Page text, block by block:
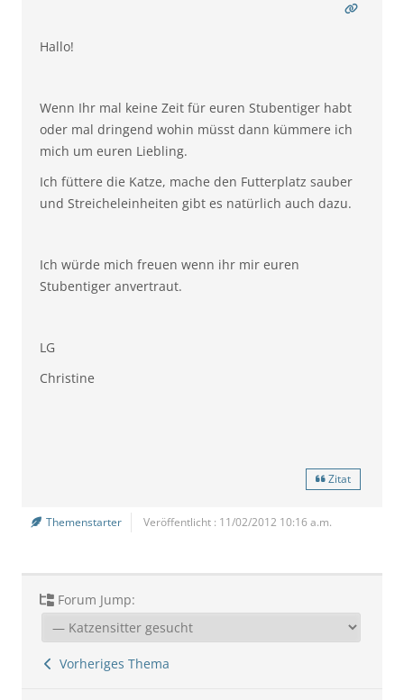
Hallo!
Wenn Ihr mal keine Zeit für euren Stubentiger habt
oder mal dringend wohin müsst dann kümmere ich
mich um euren Liebling.
Ich füttere die Katze, mache den Futterplatz sauber
und Streicheleinheiten gibt es natürlich auch dazu.
Ich würde mich freuen wenn ihr mir euren
Stubentiger anvertraut.
LG
Christine
Zitat
Themenstarter Veröffentlicht : 11/02/2012 10:16 a.m.
Forum Jump:
Vorheriges Thema